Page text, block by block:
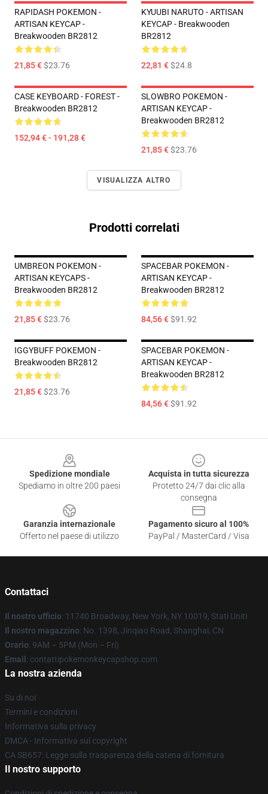
RAPIDASH POKEMON -
ARTISAN KEYCAP -
Breakwooden BR2812
21,85 €$23.76
KYUUBI NARUTO - ARTISAN
KEYCAP - Breakwooden
BR2812
22,81 €$24.8
CASE KEYBOARD - FOREST -
Breakwooden BR2812
152,94 € - 191,28 €
SLOWBRO POKEMON -
ARTISAN KEYCAP -
Breakwooden BR2812
21,85 €$23.76
VISUALIZZA ALTRO
Prodotti correlati
UMBREON POKEMON -
ARTISAN KEYCAPS -
Breakwooden BR2812
21,85 €$23.76
SPACEBAR POKEMON -
ARTISAN KEYCAP -
Breakwooden BR2812
84,56 €$91.92
IGGYBUFF POKEMON -
Breakwooden BR2812
21,85 €$23.76
SPACEBAR POKEMON -
ARTISAN KEYCAP -
Breakwooden BR2812
84,56 €$91.92
Spedizione mondiale
Spediamo in oltre 200 paesi
Acquista in tutta sicurezza
Protetto 24/7 dai clic alla
consegna
Garanzia internazionale
Offerto nel paese di utilizzo
Pagamento sicuro al 100%
PayPal / MasterCard / Visa
Contattaci
Il nostro ufficio: 11740 Broadway, New York, NY 10019, Stati Uniti
Il nostro magazzino: No. 1398, Jinqiao Road, Shanghai, CN
Orario: 9AM – 5PM (Mon – Fri)
Email : contattipokemonkeycapshop.com
La nostra azienda
Su di noi
Termini e condizioni
Informativa sulla privacy
DMCA - Informativa sul copyright
CA SB657: Legge sulla trasparenza della catena di fornitura
Il nostro supporto